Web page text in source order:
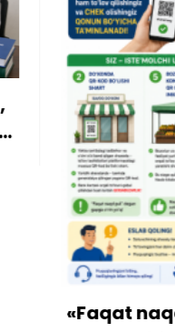
«Faqat naqd pul»